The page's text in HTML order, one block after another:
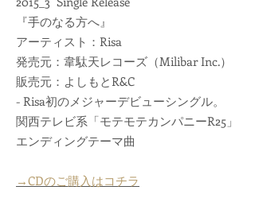
『手のなる方へ』
アーティスト：Risa​
発売元：韋駄天レコーズ（Milibar Inc.）
販売元：よしもとR&C
- Risa初のメジャーデビューシングル。
関西テレビ系「モテモテカンパニーR25」
エンディングテーマ曲
→CDのご購入はコチラ